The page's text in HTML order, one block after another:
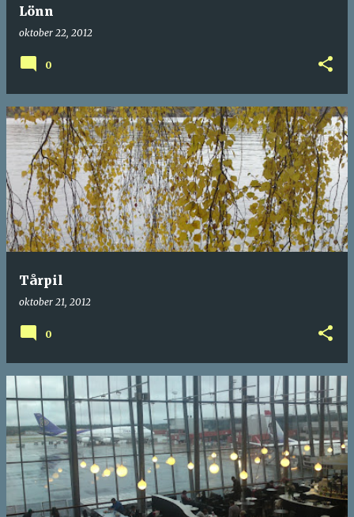
Lönn
oktober 22, 2012
0
Tårpil
oktober 21, 2012
0